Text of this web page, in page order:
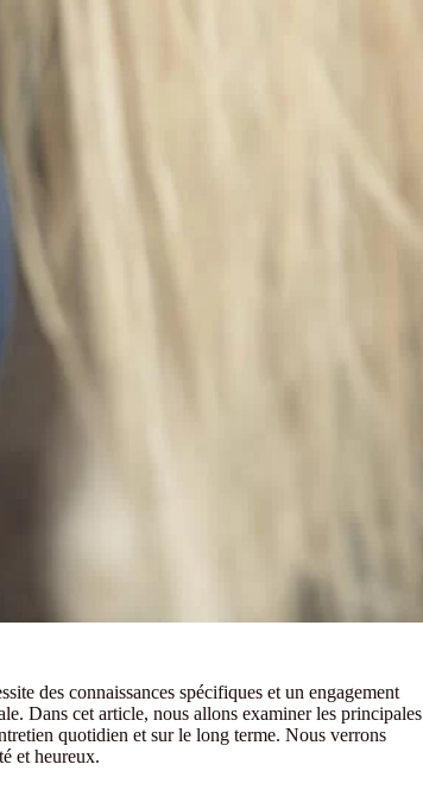
des connaissances spécifiques et un engagement
Dans cet article, nous allons examiner les principales
quotidien et sur le long terme. Nous verrons
et heureux.